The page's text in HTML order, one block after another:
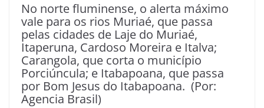
No norte fluminense, o alerta máximo
vale para os rios Muriaé, que passa
pelas cidades de Laje do Muriaé,
Itaperuna, Cardoso Moreira e Italva;
Carangola, que corta o município
Porciúncula; e Itabapoana, que passa
por Bom Jesus do Itabapoana. (Por:
Agencia Brasil)